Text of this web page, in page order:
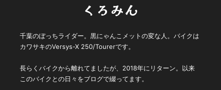
くろみん
千葉のぼっちライダー。黒にゃんこメットの変な人。バイクは
カワサキのVersys-X 250/Tourerです。
長らくバイクから離れてましたが、2018年にリターン。以来
このバイクとの日々をブログで綴ってます。